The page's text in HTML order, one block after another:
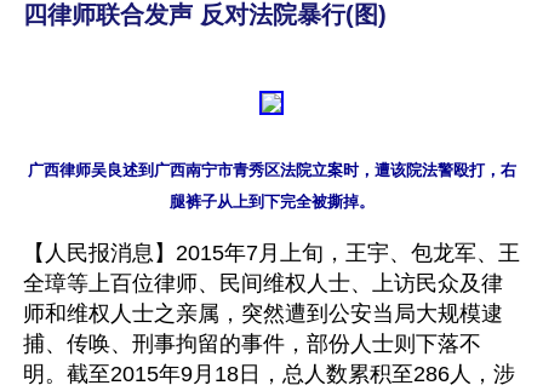
四律师联合发声 反对法院暴行(图)
广西律师吴良述到广西南宁市青秀区法院立案时，遭该院法警殴打，右
【人民报消息】2015年7月上旬，王宇、包龙军、王
全璋等上百位律师、民间维权人士、上访民众及律
师和维权人士之亲属，突然遭到公安当局大规模逮
捕、传唤、刑事拘留的事件，部份人士则下落不
明。截至2015年9月18日，总人数累积至286人，涉